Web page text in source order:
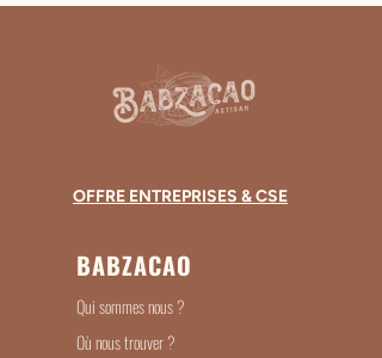
OFFRE ENTREPRISES & CSE
BABZACAO
Qui sommes nous ?
Où nous trouver ?